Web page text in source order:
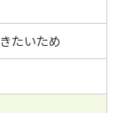
たいため